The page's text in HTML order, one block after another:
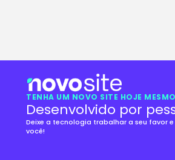
TENHA UM NOVO SITE HOJE
Desenvolvido por
Deixe a tecnologia trabalhar a seu favor
você!